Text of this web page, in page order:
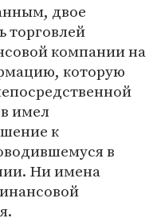
двое
торговлей
компании на
которую
имел
к
в
Ни имена